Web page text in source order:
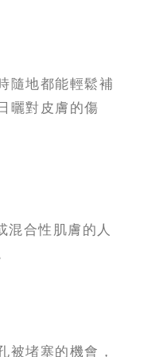
隨地都能輕鬆補
曬對皮膚的傷
混合性肌膚的人
堵塞的機會，